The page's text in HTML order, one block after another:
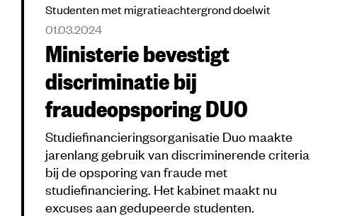
Studenten met migratieachtergrond doelwit
01.03.2024
Ministerie bevestigt
discriminatie bij
fraudeopsporing DUO
Studiefinancieringsorganisatie Duo maakte
jarenlang gebruik van discriminerende criteria
bij de opsporing van fraude met
studiefinanciering. Het kabinet maakt nu
excuses aan gedupeerde studenten.